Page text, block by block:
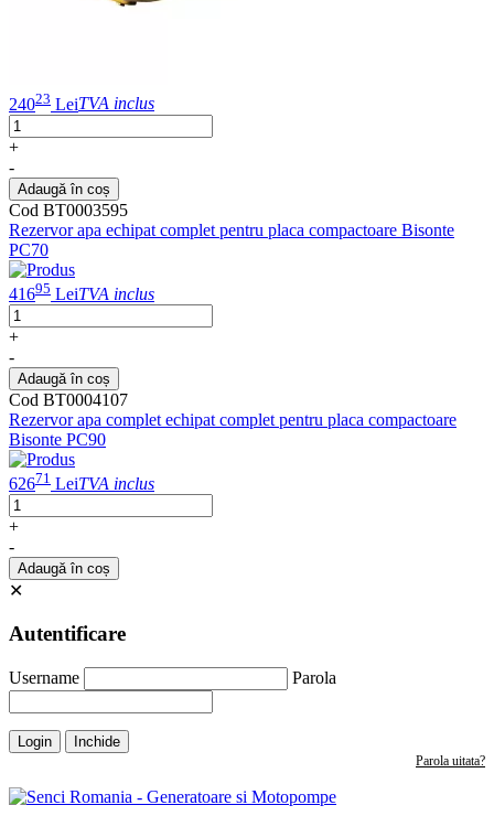
24023 LeiTVA inclus
+
-
Adaugă în coș
Cod BT0003595
Rezervor apa echipat complet pentru placa compactoare Bisonte
PC70
41695 LeiTVA inclus
+
-
Adaugă în coș
Cod BT0004107
Rezervor apa complet echipat complet pentru placa compactoare
Bisonte PC90
62671 LeiTVA inclus
+
-
Adaugă în coș
✕
Autentificare
Username Parola
Login Inchide
Parola uitata?